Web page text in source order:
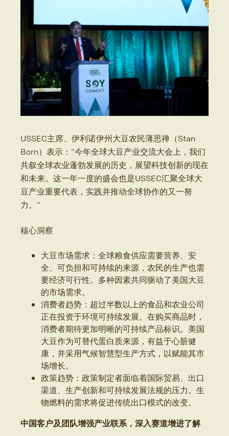
USSEC主席、伊利诺伊州大豆农民薄思禅（Stan
Born）表示：“今年全球大豆产业交流大会上，我们
共叙全球农业蓬勃发展的历史，展望科技创新的现在
和未来。这一年一度的盛会也是USSEC汇聚全球大
豆产业重要代表，实践并推动全球协作的又一努
力。”
核心洞察
大豆市场需求：全球粮食供应需要营养、安
全、可负担和可持续的来源，农民的生产也需
要经济可行性。多种因素共同驱动了美国大豆
的市场需求。
消费者趋势：超过半数以上的食品和农业公司
正在投资于环境可持续发展。在购买商品时，
消费者期待更加明晰的可持续产品标识。美国
大豆作为可替代蛋白质来源，有益于心脏健
康，并采用气候智慧型生产方式，以赋能其市
场增长。
政策趋势：政策制定者面临着国际贸易、出口
渠道、生产创新和可持续发展法规的压力。生
物燃料的需求将促进传统出口模式的改变。
中国客户及团队增强产业联系，深入赛道增进了解